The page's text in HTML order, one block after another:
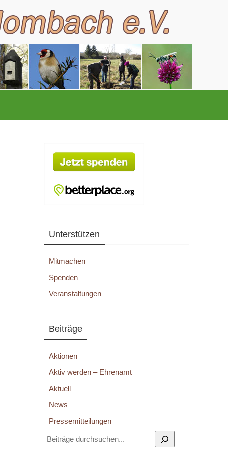
Unterstützen
Mitmachen
Spenden
Veranstaltungen
Beiträge
Aktionen
Aktiv werden – Ehrenamt
Aktuell
News
Pressemitteilungen
Suchen